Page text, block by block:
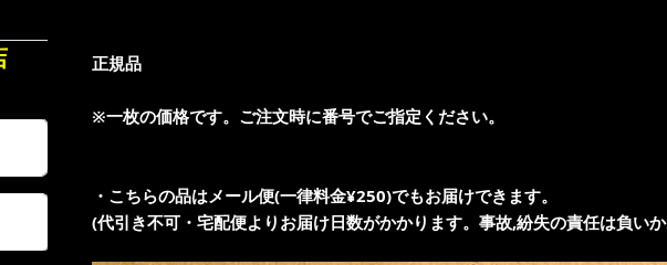
正規品
※一枚の価格です。ご注文時に番号でご指定ください。
・こちらの品はメール便(一律料金¥250)でもお届けできます。
(代引き不可・宅配便よりお届け日数がかかります。事故,紛失の責任は負い